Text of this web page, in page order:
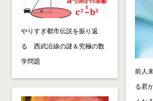
やりすぎ都市伝説を振り返
る 西武沿線の謎＆究極の数
学問題
前人
る君